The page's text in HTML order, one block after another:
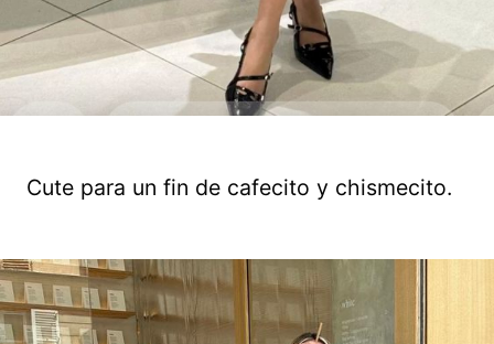
Cute para un fin de cafecito y chismecito.